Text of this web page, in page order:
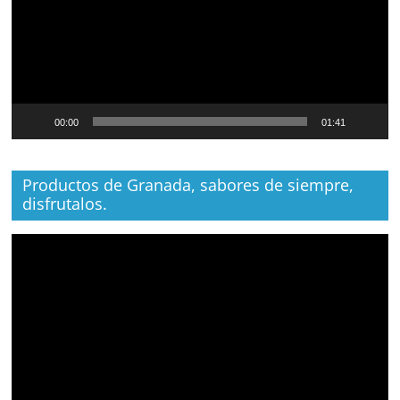
00:00 01:41
Productos de Granada, sabores de siempre,
disfrutalos.